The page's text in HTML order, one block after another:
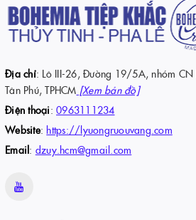
Địa chỉ: Lô III-26, Đường 19/5A, nhóm CN
Tân Phú, TPHCM [Xem bản đồ]
Điện thoại: 0963111234
Website:https://lyuongruouvang.com
Email: dzuy.hcm@gmail.com